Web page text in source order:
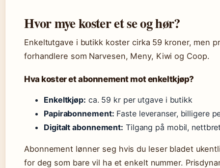
Hvor mye koster et se og hør?
Enkeltutgave i butikk koster cirka 59 kroner, men
forhandlere som Narvesen, Meny, Kiwi og Coop.
Hva koster et abonnement mot enkeltkjøp?
Enkeltkjøp: ca. 59 kr per utgave i butikk
Papirabonnement: Faste leveranser, billigere
Digitalt abonnement: Tilgang på mobil,
Abonnement lønner seg hvis du leser bladet
for deg som bare vil ha et enkelt nummer.